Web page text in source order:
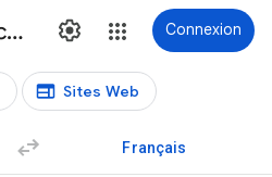
Traduction Connexion
Sites Web
Français